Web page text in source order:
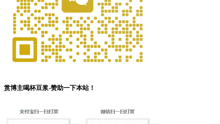
赏博主喝杯豆浆-赞助一下本站！